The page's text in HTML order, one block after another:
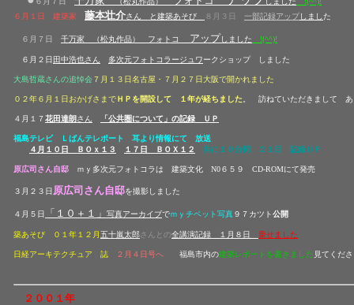
６月１日 建築家
藤本壮介さん と建築あそび ８月３日 一部記録アップしまし た
６月７日 千万家 （松丸作品） フォトコ アップしました !(^^)!
６月２日 田中浩也さん 多次元フォトコラージュ ワークショップ しました
大島哲蔵さんの追悼会７月１３日名古屋・７月２７日大阪で開かれました
０２年６月１日おかげさまでＨＰを開設して １年が経ちました 。 訪ねていただきまして あ
４月１７花田達朗さん 「公共圏について」 の記録 ＵＰ
福島テレビ Ｌばんテレポート 耳より情報にて 放送
４月１０日
ＢＯｘ１３ １７日 ＢＯＸ１２ 共に１０分間 ２１日 記録ＵＰ
原広司さん自邸 ｍｙ多次元フォトコラは 建築文化 N0６５９ CD-ROMにて発売
３月２３日 原広司さん自邸を撮影しました
４月５日 「１０＋１」 写真アーカイブでｍｙチベット写真 ９７カツト公開
築あそび ０１年１２月五十嵐太郎さんとの全講演記録 １月８日 乗せました
日経アーキテクチュア 誌 ２月４日号へ 福島市内の建築レポートを書きました 見てくだ
２００１年